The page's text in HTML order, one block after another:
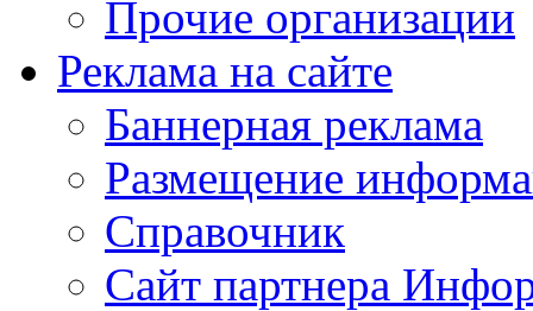
Прочие организации
Реклама на сайте
Баннерная реклама
Размещение
Справочник
Сайт партнера